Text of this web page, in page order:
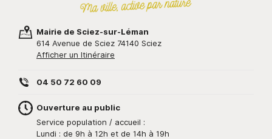
Mairie de Sciez-sur-Léman
614 Avenue de Sciez 74140 Sciez
Afficher un Itinéraire
04 50 72 60 09
Ouverture au public
Service population / accueil :
Lundi : de 9h à 12h et de 14h à 19h